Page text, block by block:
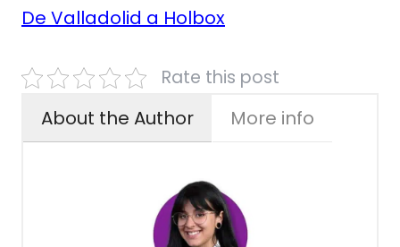
De Valladolid a Holbox
Rate this post
About the Author More info